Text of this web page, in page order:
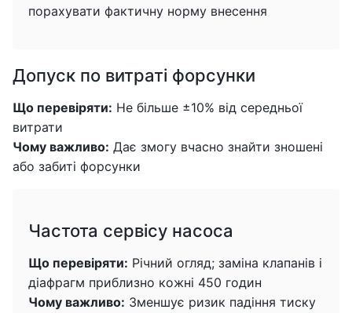
порахувати фактичну норму внесення
Допуск по витраті форсунки
Що перевіряти: Не більше ±10% від середньої
витрати
Чому важливо: Дає змогу вчасно знайти зношені
або забиті форсунки
Частота сервісу насоса
Що перевіряти: Річний огляд; заміна клапанів і
діафрагм приблизно кожні 450 годин
Чому важливо: Зменшує ризик падіння тиску